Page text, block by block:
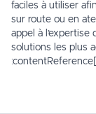
faciles à utiliser
sur route ou en
appel à
solutions les plus